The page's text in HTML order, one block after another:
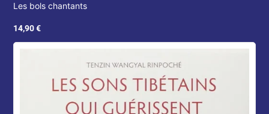
Les bols chantants
14,90€